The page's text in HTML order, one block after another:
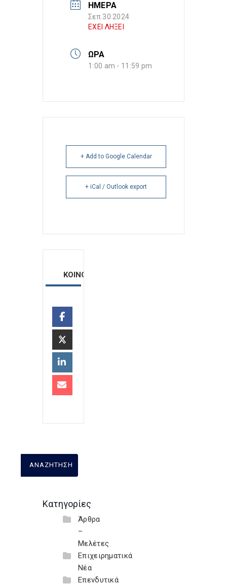
ΗΜΕΡΑ
Σεπ 30 2024
ΕΧΕΙ ΛΗΞΕΙ
ΩΡΑ
1:00 am - 11:59 pm
+ Add to Google Calendar
+ iCal / Outlook export
ΚΟΙΝΟΠΟΙΗΣΗ
Κατηγορίες
Άρθρα
–
Μελέτες
Επιχειρηματικά
Νέα
Επενδυτικά